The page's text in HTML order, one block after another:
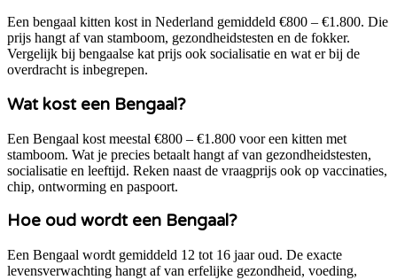
Een bengaal kitten kost in Nederland gemiddeld €800 – €1.800. Die
prijs hangt af van stamboom, gezondheidstesten en de fokker.
Vergelijk bij bengaalse kat prijs ook socialisatie en wat er bij de
overdracht is inbegrepen.
Wat kost een Bengaal?
Een Bengaal kost meestal €800 – €1.800 voor een kitten met
stamboom. Wat je precies betaalt hangt af van gezondheidstesten,
socialisatie en leeftijd. Reken naast de vraagprijs ook op vaccinaties,
chip, ontworming en paspoort.
Hoe oud wordt een Bengaal?
Een Bengaal wordt gemiddeld 12 tot 16 jaar oud. De exacte
levensverwachting hangt af van erfelijke gezondheid, voeding,